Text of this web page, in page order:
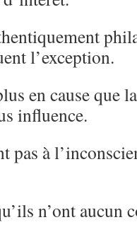
l’exception.
en cause que
influence.
pas à
n’ont aucun